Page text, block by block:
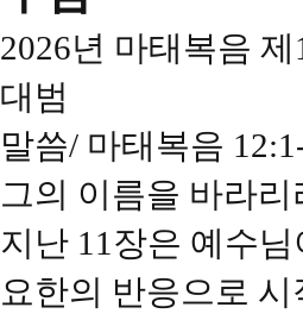
2026년
대범 이방
말씀/ 마태복음
그의 이름을 바라
지난 11장은 예수
요한의 반응으로